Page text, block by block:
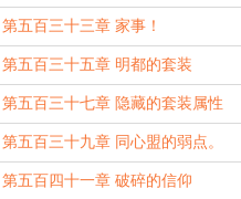
第五百三十三章 家事！
第五百三十五章 明都的套装
第五百三十七章 隐藏的套装属性
第五百三十九章 同心盟的弱点。
第五百四十一章 破碎的信仰